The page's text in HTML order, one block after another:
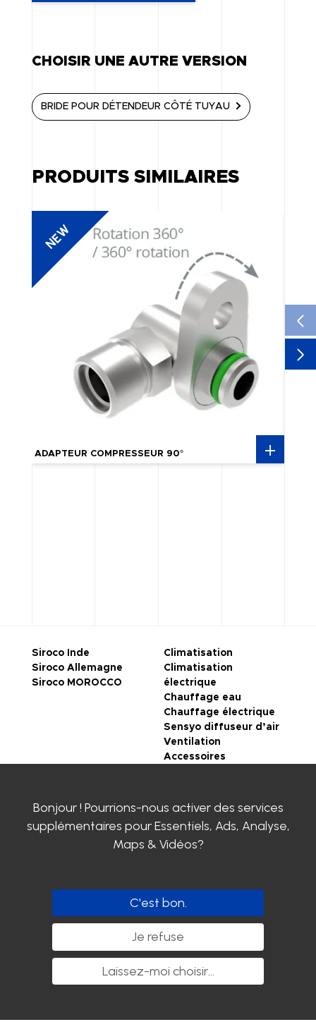
CHOISIR UNE AUTRE VERSION
BRIDE POUR DÉTENDEUR CÔTÉ TUYAU
PRODUITS SIMILAIRES
ADAPTEUR COMPRESSEUR 90°
NEW
Siroco Inde
Siroco Allemagne
Siroco MOROCCO
Climatisation
Climatisation
électrique
Chauffage eau
Chauffage électrique
Sensyo diffuseur d’air
Ventilation
Accessoires
CONDITIONS
GENERALES DE VENTE
Certifications SIROCO
Contactez-nous
Clayens
Carrière chez SIROCO
Bonjour ! Pourrions-nous activer des services
supplémentaires pourEssentiels, Ads, Analyse,
Maps & Vidéos?
Laissez-moi choisir...
Je refuse
C'est bon.